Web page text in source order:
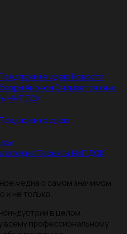
идеюНовости
АнонсыСнимается кино
НМГ ДОК
идею
Проекты НМГ ДОК
медиа о самом значимом
и не только.
в целом,
всему профессиональному